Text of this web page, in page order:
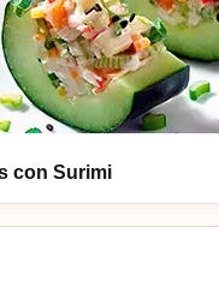
con Surimi